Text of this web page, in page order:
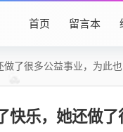
首页 留言本
了很多公益事业，为此
快乐，她还做了